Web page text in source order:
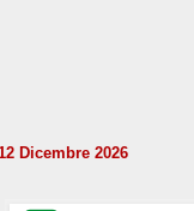
Dicembre 2026